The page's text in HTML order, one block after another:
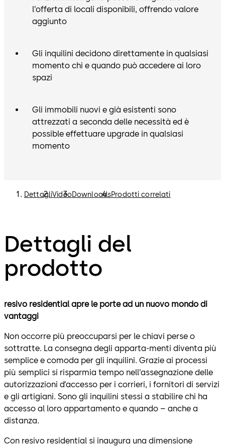
l’offerta di locali disponibili, offrendo valore
aggiunto
Gli inquilini decidono direttamente in qualsiasi
momento chi e quando può accedere ai loro
spazi
Gli immobili nuovi e già esistenti sono
attrezzati a seconda delle necessità ed è
possible effettuare upgrade in qualsiasi
momento
DettagliVideoDownloadsProdotti correlati
Dettagli del
prodotto
resivo residential apre le porte ad un nuovo mondo di
vantaggi
Non occorre più preoccuparsi per le chiavi perse o
sottratte. La consegna degli apparta-menti diventa più
semplice e comoda per gli inquilini. Grazie ai processi
più semplici si risparmia tempo nell’assegnazione delle
autorizzazioni d’accesso per i corrieri, i fornitori di servizi
e gli artigiani. Sono gli inquilini stessi a stabilire chi ha
accesso al loro appartamento e quando – anche a
distanza.
Con resivo residential si inaugura una dimensione